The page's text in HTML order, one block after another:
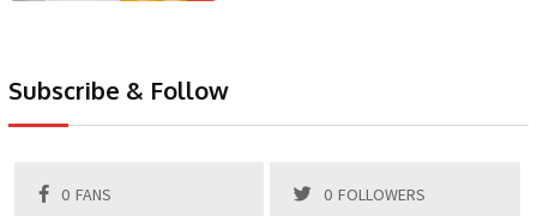
Subscribe & Follow
0 FANS 0 FOLLOWERS